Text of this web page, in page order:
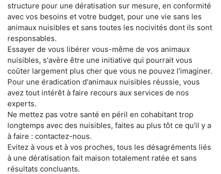
structure pour une dératisation sur mesure, en conformité
avec vos besoins et votre budget, pour une vie sans les
animaux nuisibles et sans toutes les nocivités dont ils sont
responsables.
Essayer de vous libérer vous-même de vos animaux
nuisibles, s'avère être une initiative qui pourrait vous
coûter largement plus cher que vous ne pouvez l'imaginer.
Pour une éradication d'animaux nuisibles réussie, vous
avez tout intérêt à faire recours aux services de nos
experts.
Ne mettez pas votre santé en péril en cohabitant trop
longtemps avec des nuisibles, faites au plus tôt ce qu'il y a
à faire : contactez-nous.
Evitez à vous et à vos proches, tous les désagréments liés
à une dératisation fait maison totalement ratée et sans
résultats concluants.